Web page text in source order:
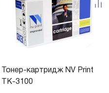
Тонер-картридж NV Print
TK-3100